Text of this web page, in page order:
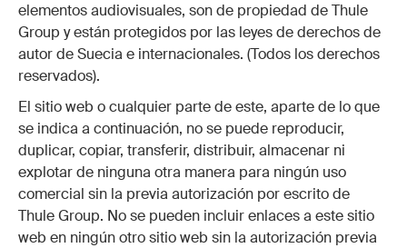
elementos audiovisuales, son de propiedad de Thule
Group y están protegidos por las leyes de derechos de
autor de Suecia e internacionales. (Todos los derechos
reservados).
El sitio web o cualquier parte de este, aparte de lo que
se indica a continuación, no se puede reproducir,
duplicar, copiar, transferir, distribuir, almacenar ni
explotar de ninguna otra manera para ningún uso
comercial sin la previa autorización por escrito de
Thule Group. No se pueden incluir enlaces a este sitio
web en ningún otro sitio web sin la autorización previa